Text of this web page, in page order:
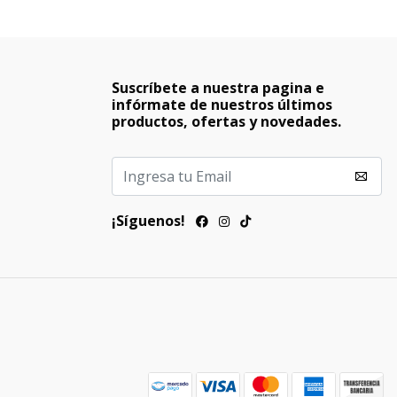
Suscríbete a nuestra pagina e
infórmate de nuestros últimos
productos, ofertas y novedades.
¡Síguenos!